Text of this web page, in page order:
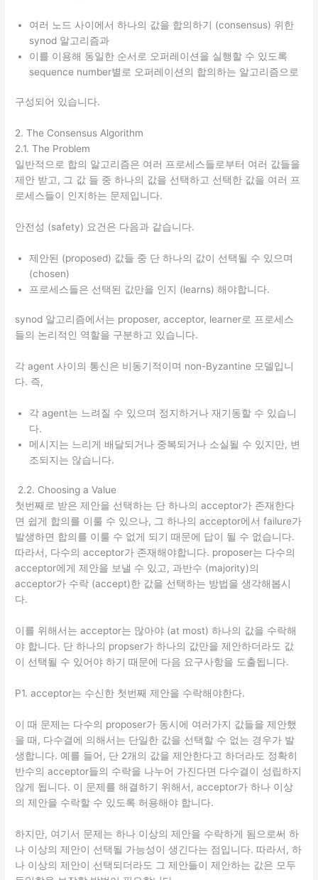
여러 노드 사이에서 하나의 값을 합의하기 (consensus) 위한
synod 알고리즘과
이를 이용해 동일한 순서로 오퍼레이션을 실행할 수 있도록
sequence number별로 오퍼레이션의 합의하는 알고리즘으로
구성되어 있습니다.
2. The Consensus Algorithm
2.1. The Problem
일반적으로 합의 알고리즘은 여러 프로세스들로부터 여러 값들을
제안 받고, 그 값 들 중 하나의 값을 선택하고 선택한 값을 여러 프
로세스들이 인지하는 문제입니다.
안전성 (safety) 요건은 다음과 같습니다.
제안된 (proposed) 값들 중 단 하나의 값이 선택될 수 있으며
(chosen)
프로세스들은 선택된 값만을 인지 (learns) 해야합니다.
synod 알고리즘에서는 proposer, acceptor, learner로 프로세스
들의 논리적인 역할을 구분하고 있습니다.
각 agent 사이의 통신은 비동기적이며 non-Byzantine 모델입니
다. 즉,
각 agent는 느려질 수 있으며 정지하거나 재기동할 수 있습니
다.
메시지는 느리게 배달되거나 중복되거나 소실될 수 있지만, 변
조되지는 않습니다.
2.2. Choosing a Value
첫번째로 받은 제안을 선택하는 단 하나의 acceptor가 존재한다
면 쉽게 합의를 이룰 수 있으나, 그 하나의 acceptor에서 failure가
발생하면 합의를 이룰 수 없게 되기 때문에 답이 될 수 없습니다.
따라서, 다수의 acceptor가 존재해야합니다. proposer는 다수의
acceptor에게 제안을 보낼 수 있고, 과반수 (majority)의
acceptor가 수락 (accept)한 값을 선택하는 방법을 생각해봅시
다.
이를 위해서는 acceptor는 많아야 (at most) 하나의 값을 수락해
야 합니다. 단 하나의 propser가 하나의 값만을 제안하더라도 값
이 선택될 수 있어야 하기 때문에 다음 요구사항을 도출됩니다.
P1. acceptor는 수신한 첫번째 제안을 수락해야한다.
이 때 문제는 다수의 proposer가 동시에 여러가지 값들을 제안했
을 때, 다수결에 의해서는 단일한 값을 선택할 수 없는 경우가 발
생합니다. 예를 들어, 단 2개의 값을 제안한다고 하더라도 정확히
반수의 acceptor들의 수락을 나누어 가진다면 다수결이 성립하지
않게 됩니다. 이 문제를 해결하기 위해서, acceptor가 하나 이상
의 제안을 수락할 수 있도록 허용해야 합니다.
하지만, 여기서 문제는 하나 이상의 제안을 수락하게 됨으로써 하
나 이상의 제안이 선택될 가능성이 생긴다는 점입니다. 따라서, 하
나 이상의 제안이 선택되더라도 그 제안들이 제안하는 값은 모두